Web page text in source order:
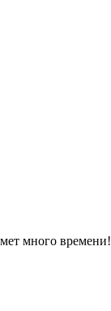
много времени!